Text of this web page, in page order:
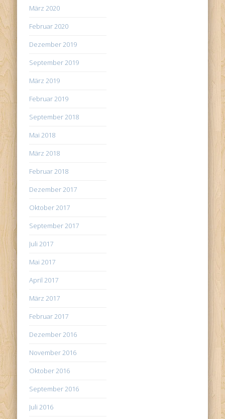
März 2020
Februar 2020
Dezember 2019
September 2019
März 2019
Februar 2019
September 2018
Mai 2018
März 2018
Februar 2018
Dezember 2017
Oktober 2017
September 2017
Juli 2017
Mai 2017
April 2017
März 2017
Februar 2017
Dezember 2016
November 2016
Oktober 2016
September 2016
Juli 2016